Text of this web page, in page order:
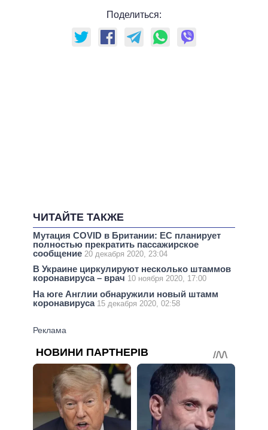
Поделиться:
ЧИТАЙТЕ ТАКЖЕ
Мутация COVID в Британии: ЕС планирует
полностью прекратить пассажирское
сообщение 20 декабря 2020, 23:04
В Украине циркулируют несколько штаммов
коронавируса – врач 10 ноября 2020, 17:00
На юге Англии обнаружили новый штамм
коронавируса 15 декабря 2020, 02:58